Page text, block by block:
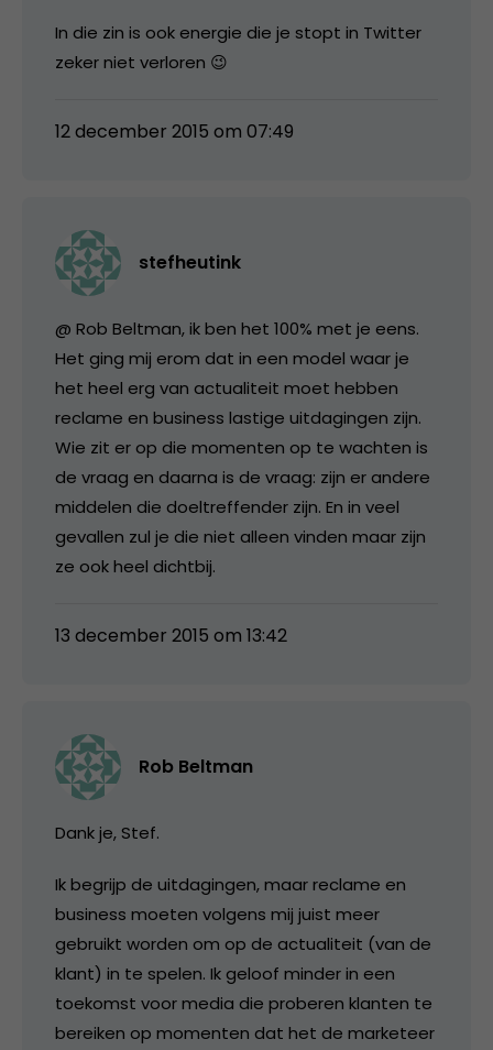
In die zin is ook energie die je stopt in Twitter
zeker niet verloren 😉
12 december 2015 om 07:49
stefheutink
@ Rob Beltman, ik ben het 100% met je eens.
Het ging mij erom dat in een model waar je
het heel erg van actualiteit moet hebben
reclame en business lastige uitdagingen zijn.
Wie zit er op die momenten op te wachten is
de vraag en daarna is de vraag: zijn er andere
middelen die doeltreffender zijn. En in veel
gevallen zul je die niet alleen vinden maar zijn
ze ook heel dichtbij.
13 december 2015 om 13:42
Rob Beltman
Dank je, Stef.
Ik begrijp de uitdagingen, maar reclame en
business moeten volgens mij juist meer
gebruikt worden om op de actualiteit (van de
klant) in te spelen. Ik geloof minder in een
toekomst voor media die proberen klanten te
bereiken op momenten dat het de marketeer